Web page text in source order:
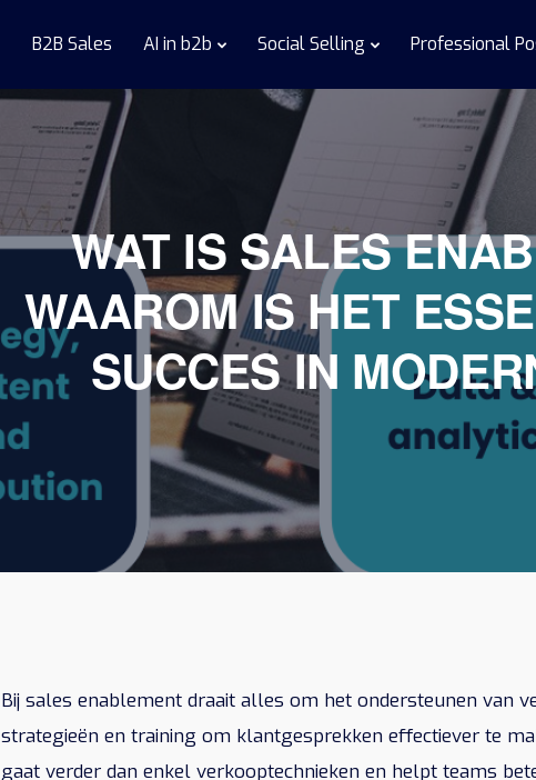
B2B Sales AI in b2b Social Selling Professional
WAT IS SALES
WAAROM IS HET
SUCCES IN
Bij sales enablement draait alles om het ondersteunen van
strategieën en training om klantgesprekken effectiever te
gaat verder dan enkel verkooptechnieken en helpt teams